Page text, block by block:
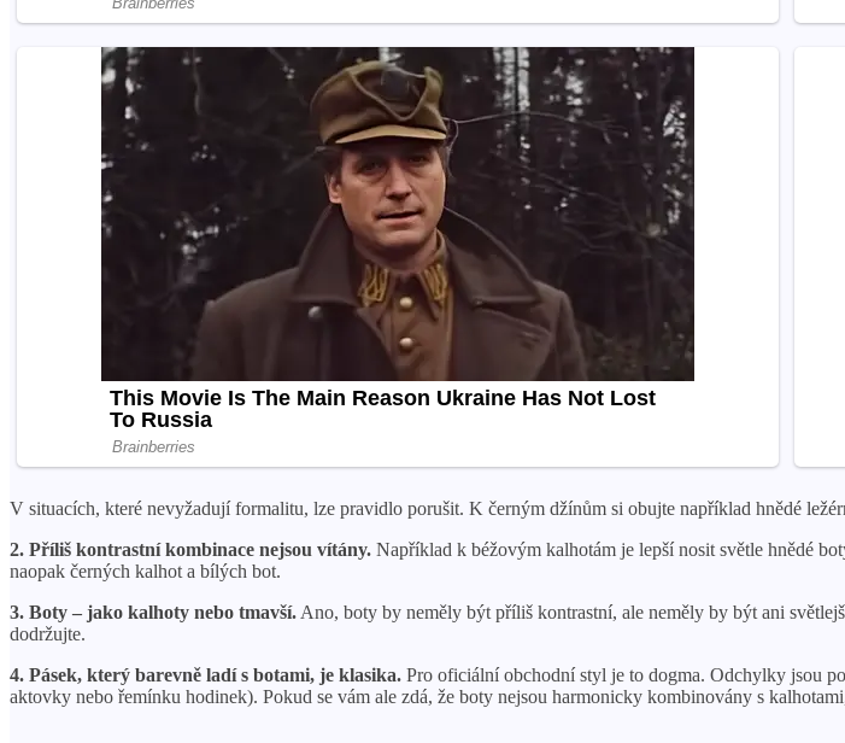
V situacích, které nevyžadují formalitu, lze pravidlo porušit. K černým džínům si obujte například hnědé
2. Příliš kontrastní kombinace nejsou vítány. Například k béžovým kalhotám je lepší nosit světle hnědé
naopak černých kalhot a bílých bot.
3. Boty – jako kalhoty nebo tmavší. Ano, boty by neměly být příliš kontrastní, ale neměly by být ani
dodržujte.
4. Pásek, který barevně ladí s botami, je klasika. Pro oficiální obchodní styl je to dogma. Odchylky jsou
aktovky nebo řemínku hodinek). Pokud se vám ale zdá, že boty nejsou harmonicky kombinovány s